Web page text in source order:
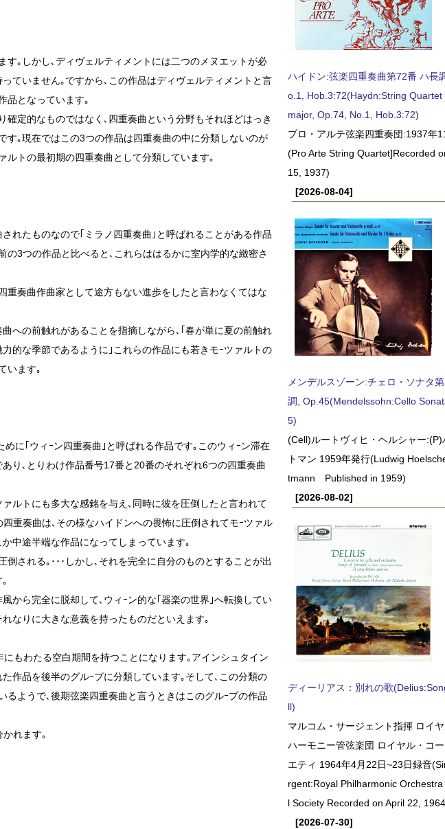
す｡しかし､ディヴェルティメントには二つのメヌエットが必
ていません｡ですから､この作品はディヴェルティメントと言
品となっています｡
確定的なものではなく､四重奏曲という分野もそれほどはっき
す｡現在ではこの3つの作品は四重奏曲の中に分類しないのが
ルトの最初期の四重奏曲として分類しています｡
れたものなので｢ミラノ四重奏曲｣と呼ばれることがある作品
の3つの作品と比べると､これらははるかに室内学的な緻密さ
重奏曲作曲家として途方もない進歩をしたと言わなくてはな
への前触れがあることを指摘しながら､｢春が単に夏の前触れ
的な季節であるように｣これらの作品にも若きモｰツァルトの
います｡
に｢ウィｰン四重奏曲｣と呼ばれる作品です｡このウィｰン滞在
り､とりわけ作品番号17番と20番のそれぞれ6つの四重奏曲
ルトにも多大な感銘を与え､同時に彼を圧倒したと言われて
重奏曲は､その様なハイドンへの畏怖に圧倒されてモｰツァル
中途半端な作品になってしまっています｡
される｡･･･しかし､それを完全に自分のものとすることが出
から完全に脱却して､ウィｰン的な｢器楽の世界｣へ転換してい
なりに大きな意義を持ったものだといえます｡
もわたる空白期間を持つことになります｡アインシュタイン
作品を後半のグルｰプに分類しています｡そして､この分類の
ようで､後期弦楽四重奏曲と言うときはこのグルｰプの作品
れます｡
ハイドン:弦楽四重奏曲第72番 ハ長
o.1, Hob.3:72(Haydn:String Quartet
major, Op.74, No.1, Hob.3:72)
プロ・アルテ弦楽四重奏団:1937年
(Pro Arte String Quartet]Recorded
15, 1937)
[2026-08-04]
メンデルスゾーン:チェロ・ソナタ
調, Op.45(Mendelssohn:Cello
5)
(Cell)ルートヴィヒ・ヘルシャー
トマン 1959年発行(Ludwig
tmann Published in 1959)
[2026-08-02]
ディーリアス：別れの歌
ll)
マルコム・サージェント指揮 ロイ
ハーモニー管弦楽団 ロイヤル・コ
エティ 1964年4月22日~23日録音
rgent:Royal Philharmonic
l Society Recorded on April 22,
[2026-07-30]